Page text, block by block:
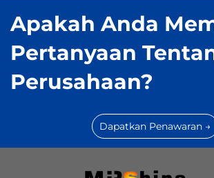
Apakah Anda
Pertanyaan
Perusahaan?
Dapatkan Penawaran →